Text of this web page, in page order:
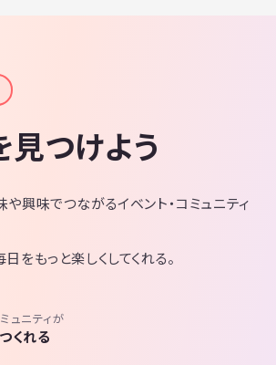
見つけよう
興味でつながるイベント・コミュニティ
をもっと楽しくしてくれる。
ュニティが
くれる